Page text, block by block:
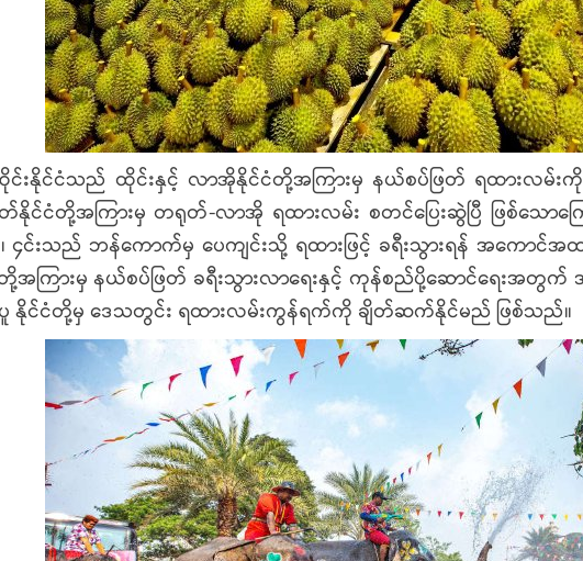
င်းနိုင်ငံသည် ထိုင်းနှင့် လာအိုနိုင်ငံတို့အကြားမှ နယ်စပ်ဖြတ် ရထားလ
ငံတို့အကြားမှ တရုတ်-လာအို ရထားလမ်း စတင်ပြေးဆွဲပြီ ဖြစ်သောက
၄င်းသည် ဘန်ကောက်မှ ပေကျင်းသို့ ရထားဖြင့် ခရီးသွားရန် အကေ
အကြားမှ နယ်စပ်ဖြတ် ခရီးသွားလာရေးနှင့် ကုန်စည်ပို့ဆောင်ရေးအတွက် အ
ာပူ နိုင်ငံတို့မှ ဒေသတွင်း ရထားလမ်းကွန်ရက်ကို ချိတ်ဆက်နိုင်မည် ဖြစ်သည်။